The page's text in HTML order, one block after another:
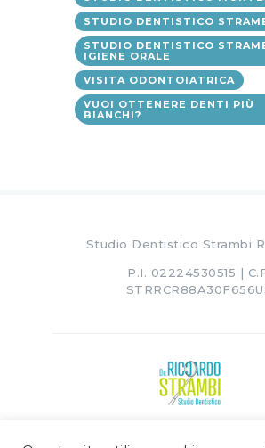
STUDIO DENTISTICO
STUDIO DENTISTICO
IGIENE ORALE
VISITA ODONTOIATRICA
VUOI OTTENERE DENTI PIÙ
BIANCHI?
Studio Dentistico Strambi
P.I. 02224530515 |